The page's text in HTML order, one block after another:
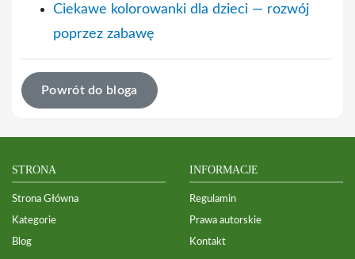
Ciekawe kolorowanki dla dzieci — rozwój
poprzez zabawę
Powrót do bloga
STRONA
Strona Główna
Kategorie
Blog
INFORMACJE
Regulamin
Prawa autorskie
Kontakt